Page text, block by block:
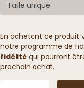
Taille unique
En achetant ce produit
notre programme de
fidélitéqui pourront
prochain achat.